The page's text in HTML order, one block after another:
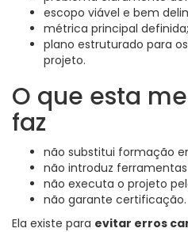
escopo viável e bem
métrica principal definida;
plano estruturado para
projeto.
O que esta
faz
não substitui formação
não introduz ferramentas
não executa o projeto
não garante certificação.
Ela existe para evitar erros